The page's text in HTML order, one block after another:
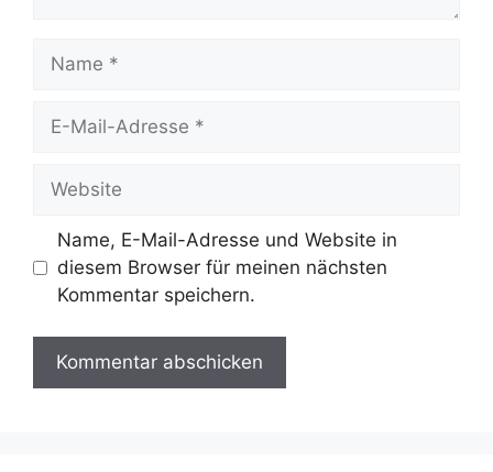
Mail-
Name, E-Mail-Adresse und Website in
diesem Browser für meinen nächsten
Kommentar speichern.